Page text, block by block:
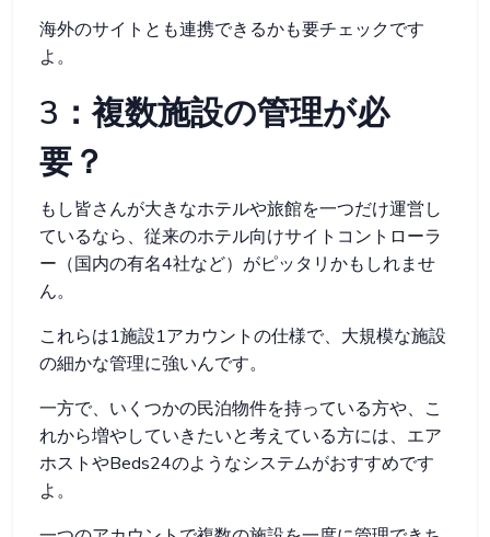
海外のサイトとも連携できるかも要チェックです
よ。
3：複数施設の管理が必
要？
もし皆さんが大きなホテルや旅館を一つだけ運営し
ているなら、従来のホテル向けサイトコントローラ
ー（国内の有名4社など）がピッタリかもしれませ
ん。
これらは1施設1アカウントの仕様で、大規模な施設
の細かな管理に強いんです。
一方で、いくつかの民泊物件を持っている方や、こ
れから増やしていきたいと考えている方には、エア
ホストやBeds24のようなシステムがおすすめです
よ。